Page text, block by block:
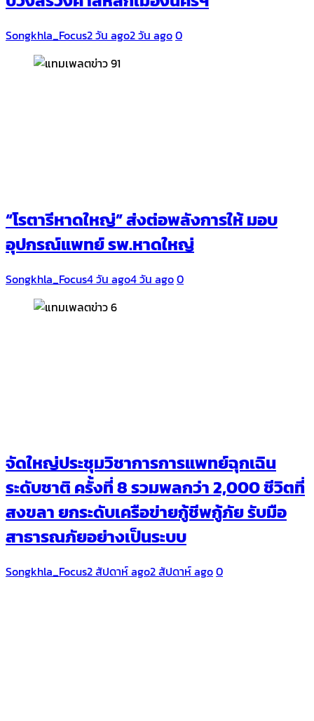
Songkhla_Focus2 วัน ago2 วัน ago0
“โรตารีหาดใหญ่” ส่งต่อพลังการให้ มอบ
อุปกรณ์แพทย์ รพ.หาดใหญ่
Songkhla_Focus4 วัน ago4 วัน ago0
จัดใหญ่ประชุมวิชาการการแพทย์ฉุกเฉิน
ระดับชาติ ครั้งที่ 8 รวมพลกว่า 2,000 ชีวิตที่
สงขลา ยกระดับเครือข่ายกู้ชีพกู้ภัย รับมือ
สาธารณภัยอย่างเป็นระบบ
Songkhla_Focus2 สัปดาห์ ago2 สัปดาห์ ago0